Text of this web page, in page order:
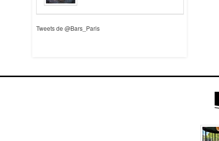
Tweets de @Bars_Paris